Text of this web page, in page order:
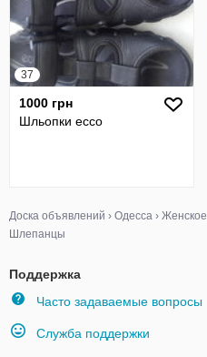
37
1000 грн
Шльопки ecco
Доска объявлений › Одесса › Женское
Шлепанцы
Поддержка
Часто задаваемые вопросы
Служба поддержки